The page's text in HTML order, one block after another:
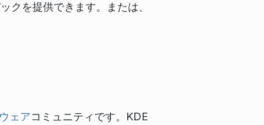
クを提供できます。または、
ェアコミュニティです。KDE